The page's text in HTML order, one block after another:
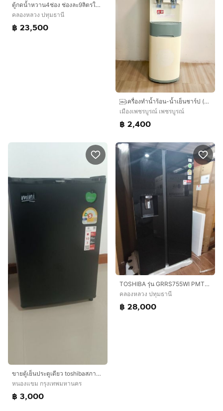
ตู้กดน้ำหวาน4ช่อง ช่องละ9ลิตรใช้ไฟฟ้า
คลองหลวง ปทุมธานี
฿ 23,500
￼เครื่องทำน้ำร้อน-น้ำเย็นชาร์ป (SHARP) มือสอง พร้อมใช้งานรุ่น SB-29 (สีขาว)
เมืองเพชรบูรณ์ เพชรบูรณ์
฿ 2,400
ขายตู้เย็นประตูเดียว toshibaสภาพใหม่มีประกันถึงปี 2577
หนองแขม กรุงเทพมหานคร
฿ 3,000
TOSHIBA รุ่น GRRS755WI PMT(06)
คลองหลวง ปทุมธานี
฿ 28,000